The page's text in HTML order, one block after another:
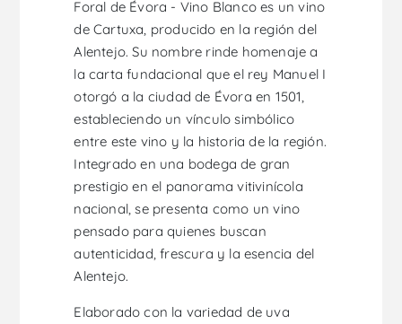
Foral de Évora - Vino Blanco es un vino
de Cartuxa, producido en la región del
Alentejo. Su nombre rinde homenaje a
la carta fundacional que el rey Manuel I
otorgó a la ciudad de Évora en 1501,
estableciendo un vínculo simbólico
entre este vino y la historia de la región.
Integrado en una bodega de gran
prestigio en el panorama vitivinícola
nacional, se presenta como un vino
pensado para quienes buscan
autenticidad, frescura y la esencia del
Alentejo.
Elaborado con la variedad de uva